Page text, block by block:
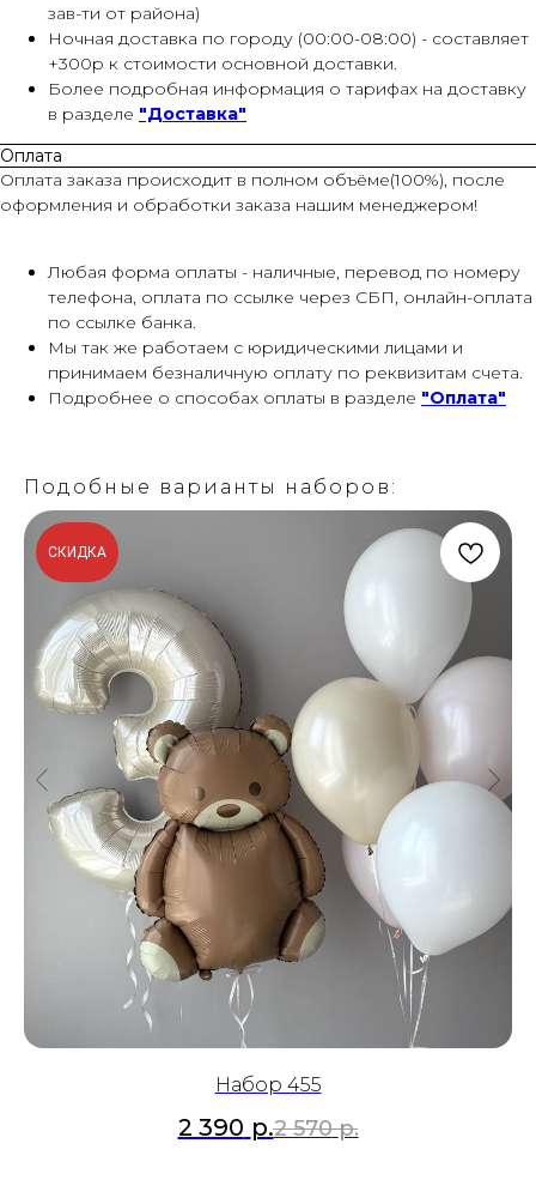
зав-ти от района)
Ночная доставка по городу (00:00-08:00) - составляет
+300р к стоимости основной доставки.
Более подробная информация о тарифах на доставку
в разделе "Доставка"
Оплата
Оплата заказа происходит в полном объёме(100%), после
оформления и обработки заказа нашим менеджером!
Любая форма оплаты - наличные, перевод по номеру
телефона, оплата по ссылке через СБП, онлайн-оплата
по ссылке банка.
Мы так же работаем с юридическими лицами и
принимаем безналичную оплату по реквизитам счета.
Подробнее о способах оплаты в разделе "Оплата"
Подобные варианты наборов:
СКИДКА
Набор 455
2 390 р.2 570 р.